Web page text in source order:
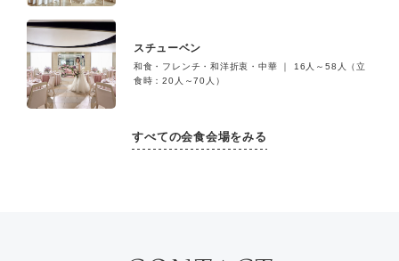
スチューベン
和食・フレンチ・和洋折衷・中華 ｜ 16人～58人（立
食時：20人～70人）
すべての会食会場をみる